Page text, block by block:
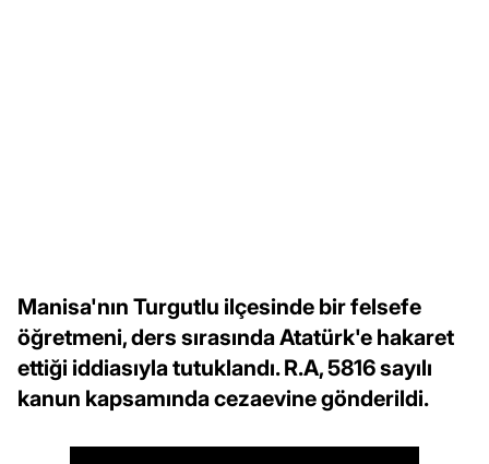
Manisa'nın Turgutlu ilçesinde bir felsefe
öğretmeni, ders sırasında Atatürk'e hakaret
ettiği iddiasıyla tutuklandı. R.A, 5816 sayılı
kanun kapsamında cezaevine gönderildi.